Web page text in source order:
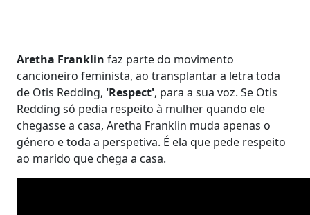
Aretha Franklin faz parte do movimento
cancioneiro feminista, ao transplantar a letra toda
de Otis Redding, 'Respect', para a sua voz. Se Otis
Redding só pedia respeito à mulher quando ele
chegasse a casa, Aretha Franklin muda apenas o
género e toda a perspetiva. É ela que pede respeito
ao marido que chega a casa.